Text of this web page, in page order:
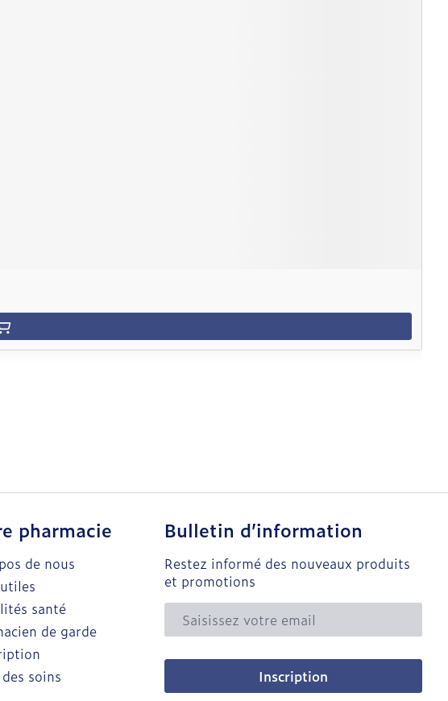
pharmacie
de nous
santé
de garde
soins
Bulletin d’information
Restez informé des nouveaux produits
et promotions
Adresse mail
Inscription